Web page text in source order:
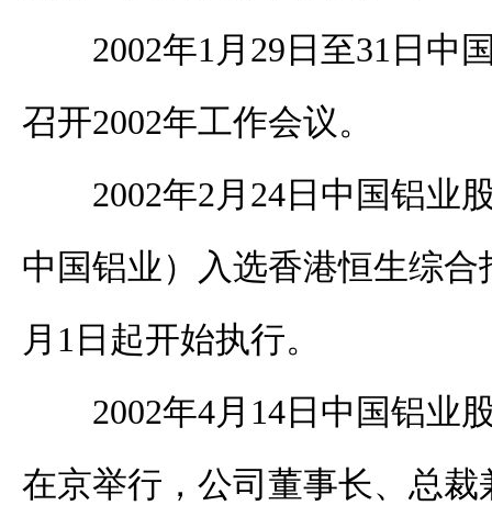
2002年1月29日至31日中
召开2002年工作会议。
2002年2月24日中国铝业
中国铝业）入选香港恒生综
月1日起开始执行。
2002年4月14日中国铝业
在京举行，公司董事长、总